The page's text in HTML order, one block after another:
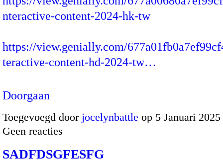
nteractive-content-2024-hk-tw
https://view.genially.com/
teractive-content-hd-2024-tw…
Doorgaan
Toegevoegd door jocelynbattle op 5 Januari
Geen reacties
SADFDSGFESFG